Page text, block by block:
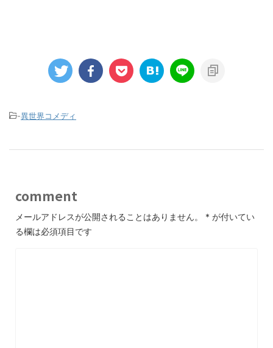
-異世界コメディ
comment
メールアドレスが公開されることはありません。 * が付いてい
る欄は必須項目です